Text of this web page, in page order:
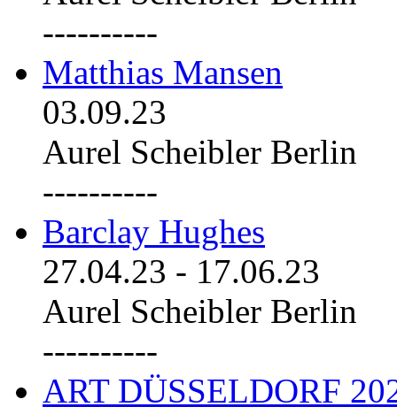
----------
Matthias Mansen
03.09.23
Aurel Scheibler Berlin
----------
Barclay Hughes
27.04.23 - 17.06.23
Aurel Scheibler Berlin
----------
ART DÜSSELDORF